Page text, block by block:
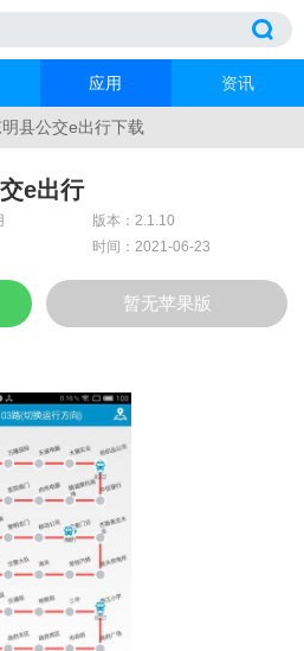
应用 资讯
明县公交e出行下载
e出行
版本：2.1.10
时间：2021-06-23
暂无苹果版